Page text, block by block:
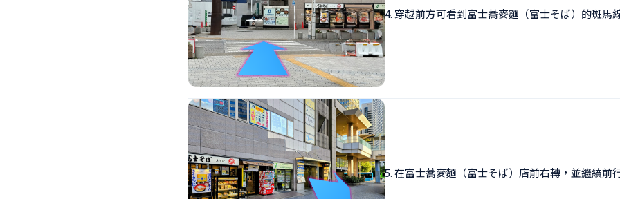
4. 穿越前方可看到富士蕎麥麵（富士そば）的斑馬
5. 在富士蕎麥麵（富士そば）店前右轉，並繼續前